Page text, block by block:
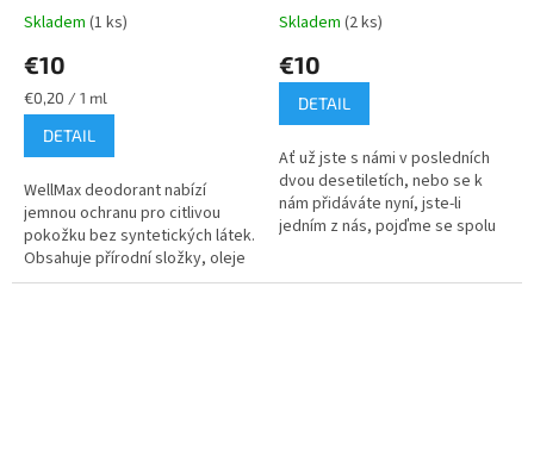
Skladem (1 ks)
€10
Jednotková
cena:
€0,20 / 1 ml
DETAIL
WellMax deodorant nabízí
jemnou ochranu pro citlivou
pokožku bez syntetických látek.
Obsahuje přírodní složky, oleje
a extrakty, které bojují proti
Skladem (2 ks)
€10
DETAIL
Ať už jste s námi v posledních
dvou desetiletích, nebo se k
nám přidáváte nyní, jste-li
jedním z nás, pojďme se spolu